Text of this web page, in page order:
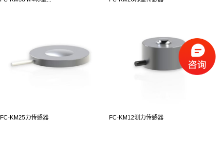
FC-KM25力传感器 FC-KM12测力传感器